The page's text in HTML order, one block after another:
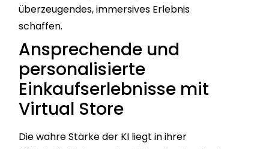
überzeugendes, immersives Erlebnis
schaffen.
Ansprechende und
personalisierte
Einkaufserlebnisse mit
Virtual Store
Die wahre Stärke der KI liegt in ihrer